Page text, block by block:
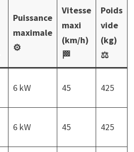
Puissance
maximale
⚙️
Vitesse
maxi
(km/h)
🏁
Poids
vide
(kg)
⚖️
6 kW 45 425
6 kW 45 425